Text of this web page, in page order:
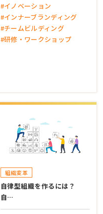
#イノベーション
#インナーブランディング
#チームビルディング
#研修・ワークショップ
組織変革
自律型組織を作るには？
自…